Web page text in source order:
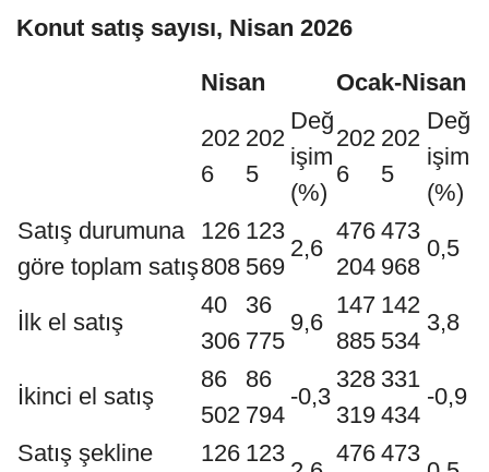
Konut satış sayısı, Nisan 2026
Nisan
Ocak-Nisan
202
6
202
5
Değ
işim
(%)
202
6
202
5
Değ
işim
(%)
Satış durumuna
göre toplam satış
126
808
123
569
2,6
476
204
473
968
0,5
İlk el satış
40
306
36
775
9,6
147
885
142
534
3,8
İkinci el satış
86
502
86
794
-0,3
328
319
331
434
-0,9
Satış şekline 126 123 476 473